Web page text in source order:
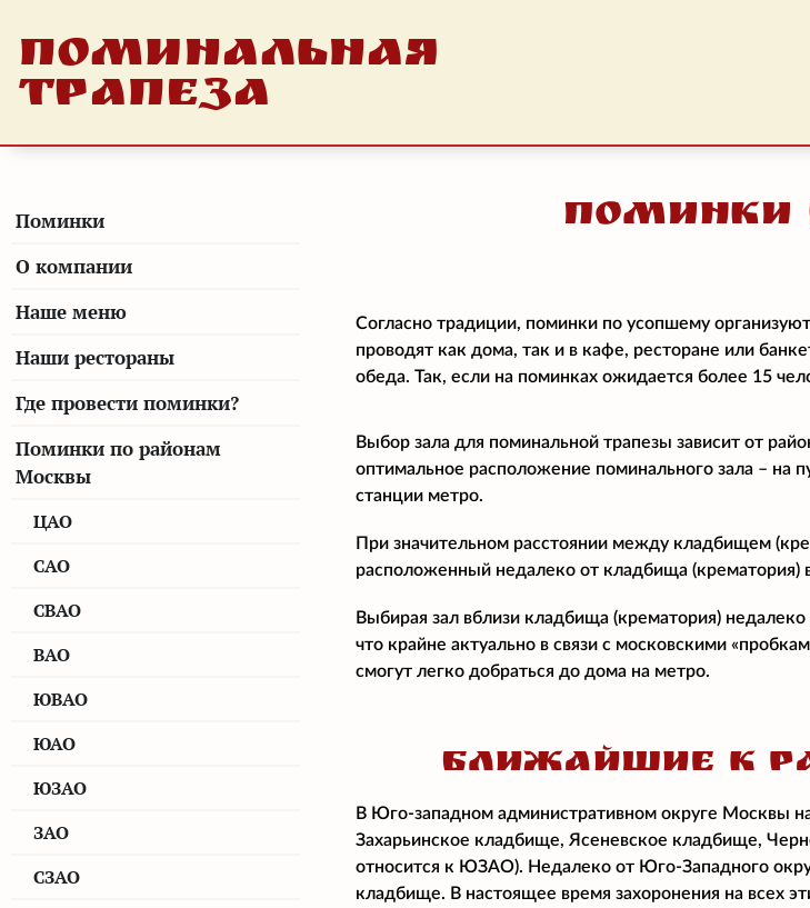
ПОМИНАЛЬНАЯ
ТРАПЕЗА
Поминки
О компании
Наше меню
Наши рестораны
Где провести поминки?
Поминки по районам
Москвы
ЦАО
САО
СВАО
ВАО
ЮВАО
ЮАО
ЮЗАО
ЗАО
СЗАО
Поминки
Согласно традиции, поминки по усопшему
проводят как дома, так и в кафе, ресторане или
обеда. Так, если на поминках ожидается более 15
Выбор зала для поминальной трапезы зависит от
оптимальное расположение поминального зала – на
станции метро.
При значительном расстоянии между кладбищем
расположенный недалеко от кладбища (крематория)
Выбирая зал вблизи кладбища (крематория)
что крайне актуально в связи с московскими
смогут легко добраться до дома на метро.
БЛИЖАЙШИЕ К
В Юго-западном административном округе Москвы
Захарьинское кладбище, Ясеневское кладбище,
относится к ЮЗАО). Недалеко от Юго-Западного
кладбище. В настоящее время захоронения на всех